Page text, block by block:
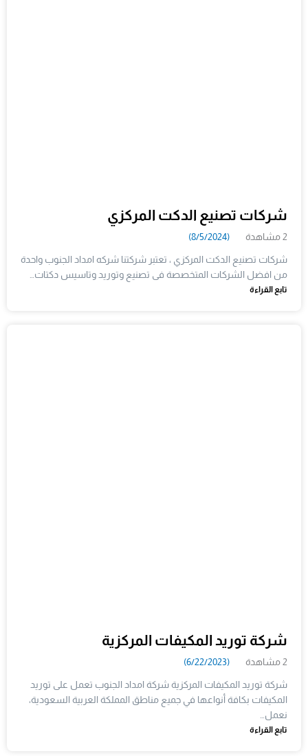
شركات تصنيع الدكت المركزي
2 مشاهدة (8/5/2024)
شركات تصنيع الدكت المركزي ، تعتبر شركتنا شركه امداد الجنوب واحدة
من افضل الشركات المتخصصة فى تصنيع وتوريد وتاسيس دكتات…
تابع القراءة
شركة توريد المكيفات المركزية
2 مشاهدة (6/22/2023)
شركة توريد المكيفات المركزية شركة امداد الجنوب تعمل على توريد
المكيفات بكافة أنواعها في جميع مناطق المملكة العربية السعودية،
نعمل…
تابع القراءة